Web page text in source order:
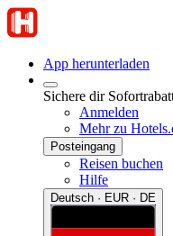
App herunterladen
Sichere dir
Anmelden
Mehr zu
Posteingang
Reisen buchen
Hilfe
Deutsch · EUR · DE